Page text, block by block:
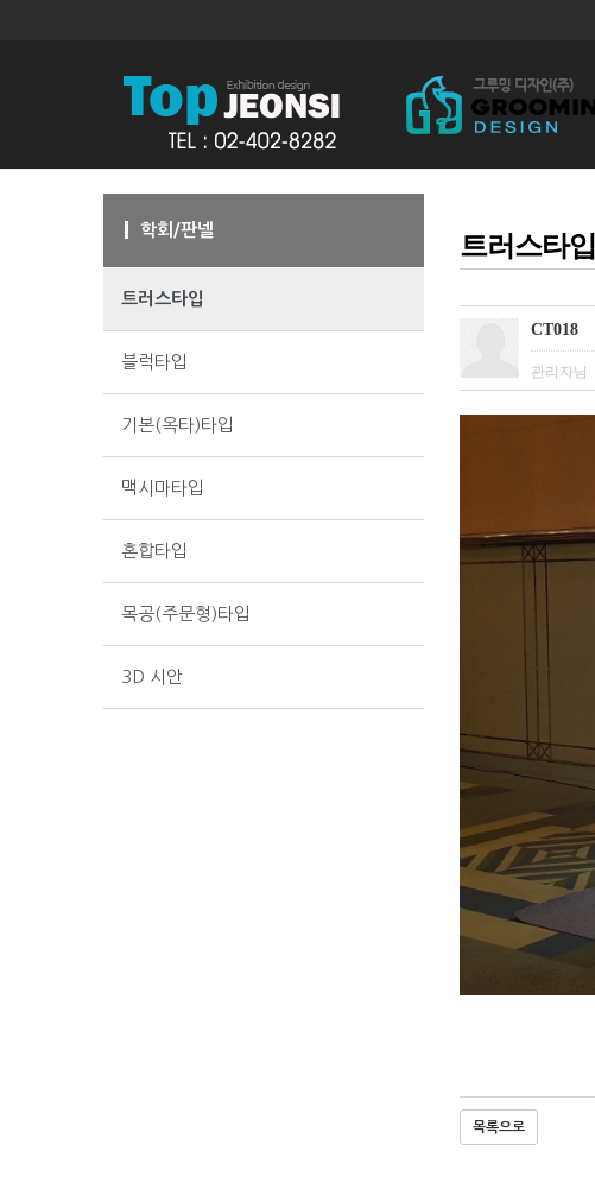
학회/판넬
트러스타입
블럭타입
기본(옥타)타입
맥시마타입
혼합타입
목공(주문형)타입
3D 시안
트러스타입
CT018
관리자님
목록으로